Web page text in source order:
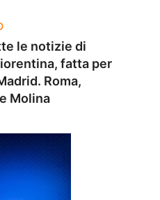
le notizie di
fatta per
Roma,
Molina